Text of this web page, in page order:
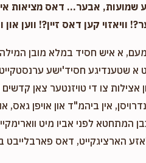
Zilber
שמועות, אבער... דאס מציאות
קען דאס זיין?! ווען און
א איש חסיד במלא מובן המילה,
א שטענדיגע חסיד'ישע
אצילות צו די טויזנטער צאן קדשים
אין ביהמ"ד און אויפן גאס,
המתחטא לפני אביו מיט
הארציגקייט, דאס פארבלייבט